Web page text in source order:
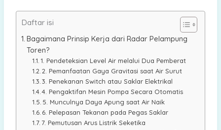
Daftar isi
Bagaimana Prinsip Kerja dari Radar Pelampung
Toren?
1. Pendeteksian Level Air melalui Dua Pemberat
2. Pemanfaatan Gaya Gravitasi saat Air Surut
3. Penekanan Switch atau Saklar Elektrikal
4. Pengaktifan Mesin Pompa Secara Otomatis
5. Munculnya Daya Apung saat Air Naik
6. Pelepasan Tekanan pada Pegas Saklar
7. Pemutusan Arus Listrik Seketika